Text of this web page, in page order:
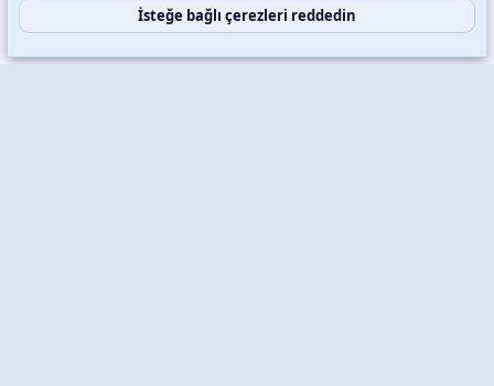
S
Copyright © 2026 XenWp Telif Hakları Saklıdır
İsteğe bağlı çerezleri reddedin